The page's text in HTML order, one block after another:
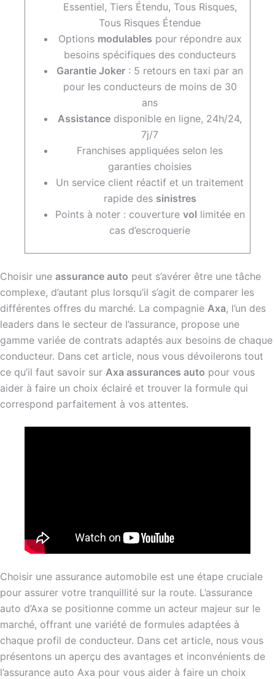
Essentiel, Tiers Étendu, Tous Risques,
Tous Risques Étendue
Options modulables pour répondre aux
besoins spécifiques des conducteurs
Garantie Joker : 5 retours en taxi par an
pour les conducteurs de moins de 30
ans
Assistance disponible en ligne, 24h/24,
7j/7
Franchises appliquées selon les
garanties choisies
Un service client réactif et un traitement
rapide des sinistres
Points à noter : couverture vol limitée en
cas d’escroquerie
Choisir une assurance auto peut s’avérer être une tâche
complexe, d’autant plus lorsqu’il s’agit de comparer les
différentes offres du marché. La compagnie Axa, l’un des
leaders dans le secteur de l’assurance, propose une
gamme variée de contrats adaptés aux besoins de chaque
conducteur. Dans cet article, nous vous dévoilerons tout
ce qu’il faut savoir sur Axa assurances auto pour vous
aider à faire un choix éclairé et trouver la formule qui
correspond parfaitement à vos attentes.
Choisir une assurance automobile est une étape cruciale
pour assurer votre tranquillité sur la route. L’assurance
auto d’Axa se positionne comme un acteur majeur sur le
marché, offrant une variété de formules adaptées à
chaque profil de conducteur. Dans cet article, nous vous
présentons un aperçu des avantages et inconvénients de
l’assurance auto Axa pour vous aider à faire un choix